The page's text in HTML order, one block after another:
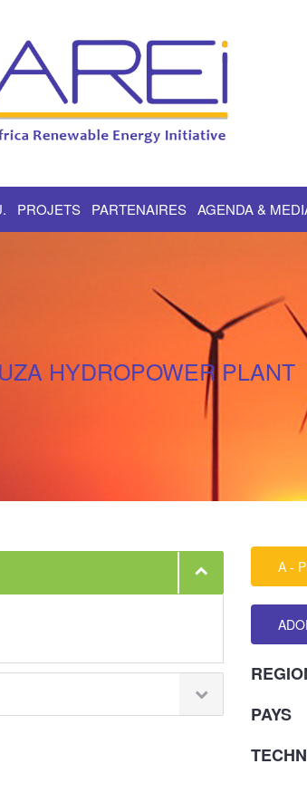
PROJETS PARTENAIRES AGENDA &
HYDROPOWER PLANT
A -
PAYS